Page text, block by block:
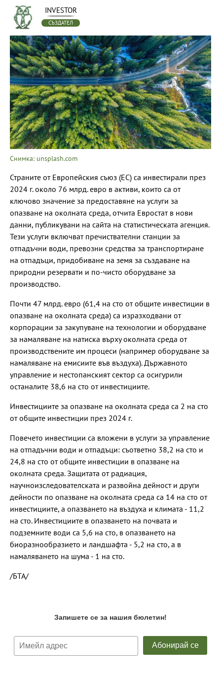
INVESTOR
СЪЗДАТЕЛ
Снимка: unsplash.com
Страните от Европейския съюз (ЕС) са инвестирали през
2024 г. около 76 млрд. евро в активи, които са от
ключово значение за предоставяне на услуги за
опазване на околната среда, отчита Евростат в нови
данни, публикувани на сайта на статистическата агенция.
Тези услуги включват пречиствателни станции за
отпадъчни води, превозни средства за транспортиране
на отпадъци, придобиване на земя за създаване на
природни резервати и по-чисто оборудване за
производство.
Почти 47 млрд. евро (61,4 на сто от общите инвестиции в
опазване на околната среда) са изразходвани от
корпорации за закупуване на технологии и оборудване
за намаляване на натиска върху околната среда от
производствените им процеси (например оборудване за
намаляване на емисиите във въздуха). Държавното
управление и нестопанският сектор са осигурили
останалите 38,6 на сто от инвестициите.
Инвестициите за опазване на околната среда са 2 на сто
от общите инвестиции през 2024 г.
Повечето инвестиции са вложени в услуги за управление
на отпадъчни води и отпадъци: съответно 38,2 на сто и
24,8 на сто от общите инвестиции в опазване на
околната среда. Защитата от радиация,
научноизследователската и развойна дейност и други
дейности по опазване на околната среда са 14 на сто от
инвестициите, а опазването на въздуха и климата - 11,2
на сто. Инвестициите в опазването на почвата и
подземните води са 5,6 на сто, в опазването на
биоразнообразието и ландшафта - 5,2 на сто, а в
намаляването на шума - 1 на сто.
/БТА/